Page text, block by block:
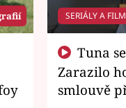
SERIÁLY A
Zarazilo
smlouvě